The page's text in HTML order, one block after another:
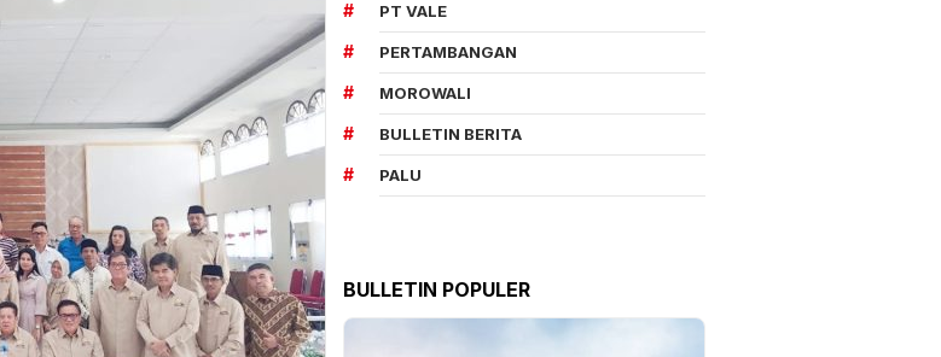
PT VALE
PERTAMBANGAN
MOROWALI
BULLETIN BERITA
PALU
BULLETIN POPULER